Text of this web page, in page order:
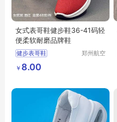
女式表哥鞋健步鞋36-41码轻
便柔软耐磨品牌鞋
健步表哥鞋
郑州航空
￥ 8.00